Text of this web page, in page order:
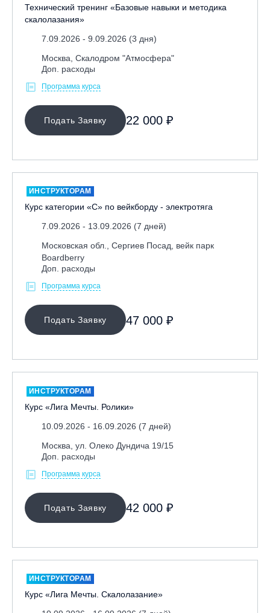
Технический тренинг «Базовые навыки и методика
скалолазания»
7.09.2026 - 9.09.2026 (3 дня)
Москва, Скалодром "Атмосфера"
Доп. расходы
Программа курса
Подать Заявку 22 000 ₽
ИНСТРУКТОРАМ
Курс категории «С» по вейкборду - электротяга
7.09.2026 - 13.09.2026 (7 дней)
Московская обл., Сергиев Посад, вейк парк
Boardberry
Доп. расходы
Программа курса
Подать Заявку 47 000 ₽
ИНСТРУКТОРАМ
Курс «Лига Мечты. Ролики»
10.09.2026 - 16.09.2026 (7 дней)
Москва, ул. Олеко Дундича 19/15
Доп. расходы
Программа курса
Подать Заявку 42 000 ₽
ИНСТРУКТОРАМ
Курс «Лига Мечты. Скалолазание»